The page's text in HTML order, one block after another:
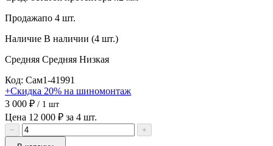
Продажапо 4 шт.
Наличие В наличии (4 шт.)
Средняя Средняя Низкая
Код: Сам1-41991
+Скидка 20% на шиномонтаж
3 000 ₽ / 1 шт
Цена 12 000 ₽ за 4 шт.
−
+